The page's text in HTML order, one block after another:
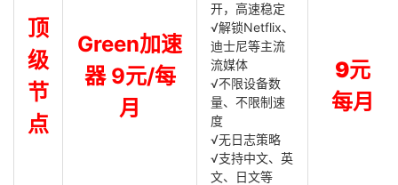
顶
级
节
点
Green加速
器 9元/每
月
开，高速稳定
√解锁Netflix、
迪士尼等主流
流媒体
√不限设备数
量、不限制速
度
√无日志策略
√支持中文、英
文、日文等
9元
每月